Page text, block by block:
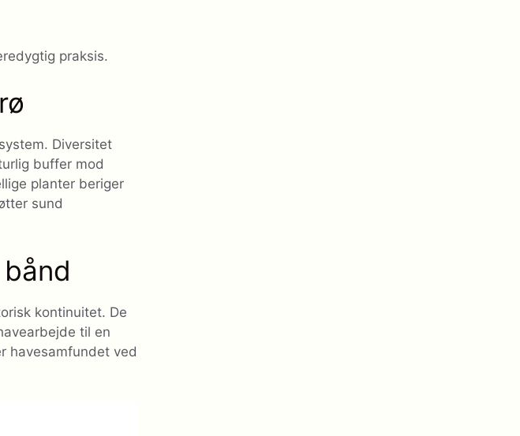
praksis.
Diversitet
buffer mod
planter beriger
sund
kontinuitet. De
til en
havesamfundet ved